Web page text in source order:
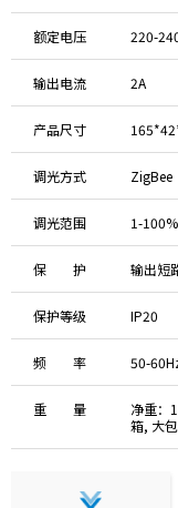
额定电压 220-
输出电流 2A
产品尺寸
调光方式 ZigBee
调光范围 1-100%
保 护 输出短
保护等级 IP20
频 率 50-
重 量
净重：
箱, 大